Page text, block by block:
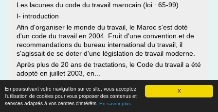
X
En poursuivant votre navigation sur ce site, vous acceptez
l'utilisation de cookies pour vous proposer des contenus et
services adaptés à vos centres d'intérêts. En savoir plus
Les lacunes du code du travail marocain (loi : 65-99)
I- introduction
Afin d'organiser le monde du travail, le Maroc s'est doté
d'un code du travail en 2004. Fruit d'une convention et de
recommandations du bureau international du travail, il
s'agissait de se doter d'une législation de travail moderne.
Après plus de 20 ans de tractations, le Code du travail a été
adopté en juillet 2003, en...
Lire la suite
Site :http://fbpmc1.e-monsite.com